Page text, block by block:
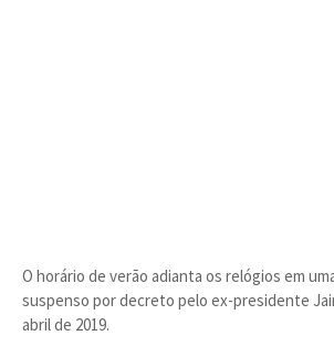
O horário de verão adianta os relógios em
suspenso por decreto pelo ex-presidente
abril de 2019.